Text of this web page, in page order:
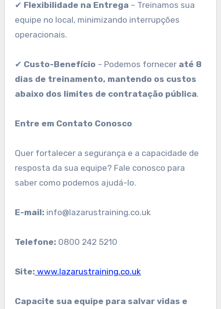
✔ Flexibilidade na Entrega – Treinamos sua
equipe no local, minimizando interrupções
operacionais.
✔ Custo-Benefício – Podemos fornecer até 8
dias de treinamento, mantendo os custos
abaixo dos limites de contratação pública.
Entre em Contato Conosco
Quer fortalecer a segurança e a capacidade de
resposta da sua equipe? Fale conosco para
saber como podemos ajudá-lo.
E-mail: info@lazarustraining.co.uk
Telefone: 0800 242 5210
Site: www.lazarustraining.co.uk
Capacite sua equipe para salvar vidas e